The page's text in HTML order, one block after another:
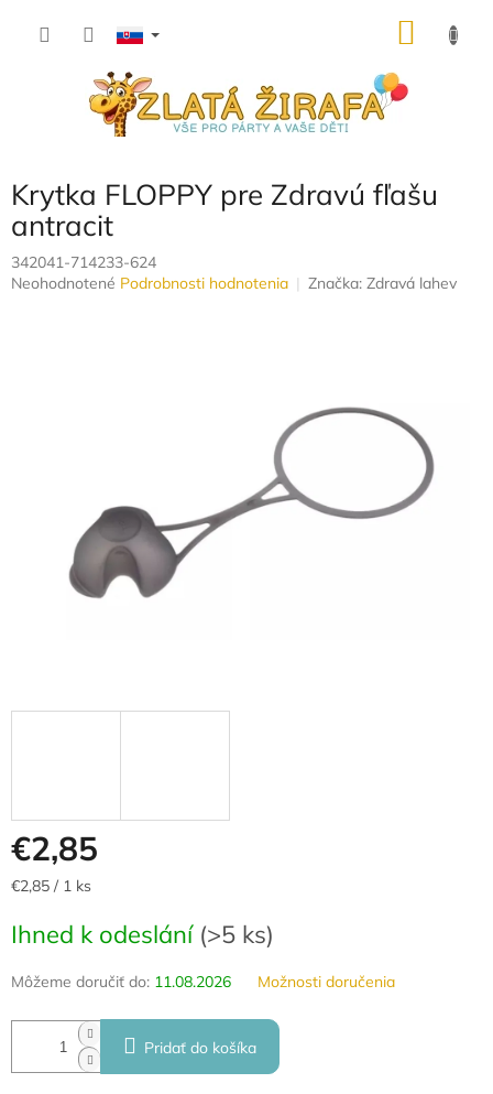
Krytka FLOPPY pre Zdravú fľašu
antracit
342041-714233-624
Priemerné
Neohodnotené Podrobnosti hodnotenia Značka: Zdravá lahev
€2,85
Jednotková
€2,85 / 1 ks
Ihned k odeslání (>5 ks)
Môžeme doručiť do: 11.08.2026 Možnosti doručenia
Pridať do košíka